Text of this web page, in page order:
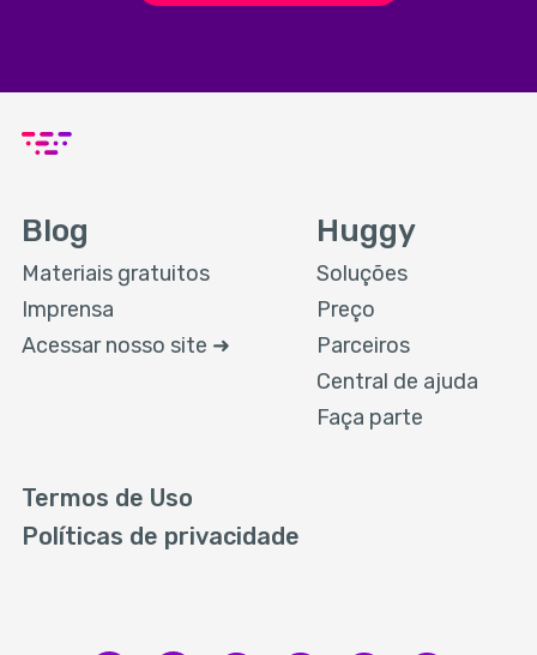
Blog
Materiais gratuitos
Imprensa
Acessar nosso site ➜
Huggy
Soluções
Preço
Parceiros
Central de ajuda
Faça parte
Termos de Uso
Políticas de privacidade